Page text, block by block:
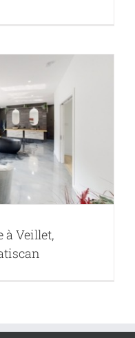
à Veillet,